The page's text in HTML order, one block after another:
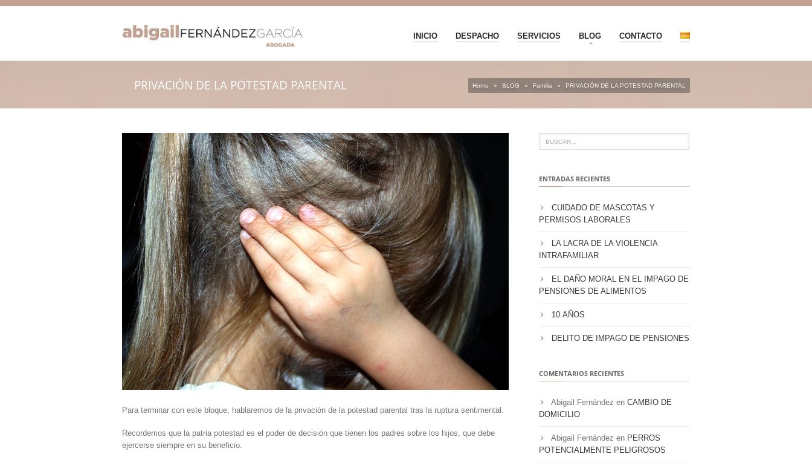
INICIO DESPACHO SERVICIOS BLOG CONTACTO
PRIVACIÓN DE LA POTESTAD PARENTAL Home » BLOG » Familia » PRIVACIÓN DE LA POTESTAD PARENTAL
Para terminar con este bloque, hablaremos de la privación de la potestad parental tras la ruptura sentimental.
Recordemos que la patria potestad es el poder de decisión que tienen los padres sobre los hijos, que debe
ejercerse siempre en su beneficio.
ENTRADAS RECIENTES
CUIDADO DE MASCOTAS Y
PERMISOS LABORALES
LA LACRA DE LA VIOLENCIA
INTRAFAMILIAR
EL DAÑO MORAL EN EL IMPAGO DE
PENSIONES DE ALIMENTOS
10 AÑOS
DELITO DE IMPAGO DE PENSIONES
COMENTARIOS RECIENTES
Abigail Fernández en CAMBIO DE
DOMICILIO
Abigail Fernández en PERROS
POTENCIALMENTE PELIGROSOS